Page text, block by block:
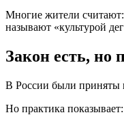
Многие жители
называют «культурой
Закон есть, но
В России были приняты
Но практика